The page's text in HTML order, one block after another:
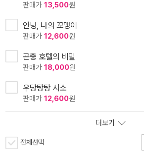
판매가 13,500원
안녕, 나의 꼬맹이
판매가 12,600원
곤충 호텔의 비밀
판매가 18,000원
우당탕탕 시소
판매가 12,600원
더보기
전체선택